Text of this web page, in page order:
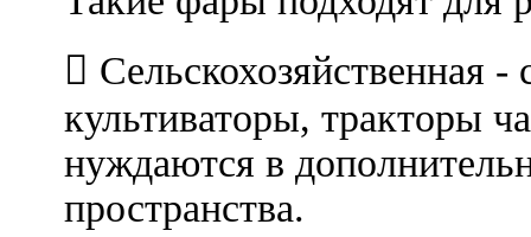
 Сельскохозяйственная -
культиваторы, тракторы
нуждаются в
пространства.